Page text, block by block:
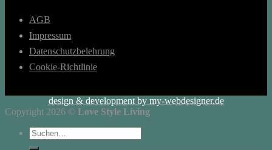
AGB
Impressum
Datenschutzbelehrung
Cookie-Richtlinie
design & development by my-webdesigner.de
Copyright 2026 © Love Style Living
Suchen
nach: